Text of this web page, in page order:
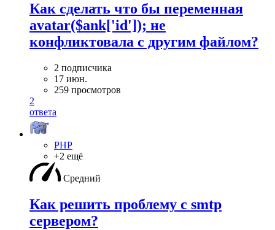
Как сделать что бы переменная
avatar($ank['id']); не
конфликтовала с другим файлом?
2 подписчика
17 июн.
259 просмотров
2
ответа
PHP
+2 ещё
Средний
Как решить проблему с smtp
сервером?